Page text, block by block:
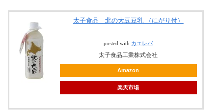
太子食品 北の大豆豆乳 （にがり付）
posted with カエレバ
太子食品工業株式会社
Amazon
楽天市場